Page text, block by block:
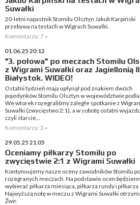
Suwałki
20-letni napastnik Stomilu Olsztyn Jakub Karpiński
przebywa na testach w Wigrach Suwałki.
Komentarzy: 7 »
01.06.25 20:12
"3. połowa" po meczach Stomilu
z Wigrami Suwałki oraz Jagiellonią II
Białystok. WIDEO!
Ostatni tydzień maja upłynął pod znakiem dwóch
pojedynków Stomilu Olsztyn w województwie
We wtorek rozegraliśmy zaległe spotkanie z
Suwałki (zwycięstwo 2:1), a w sobotę ostatni
czyli starcie...
Komentarzy: 3 »
29.05.25 21:05
Oceniamy piłkarzy Stomilu po
zwycięstwie 2:1 z Wigrami Suwałki
Kontynuujemy nasze oceny zawodników Stomilu po
rozegranych meczach. Na podstawie ocen
wybierać piłkarza miesiąca, piłkarza rundy i
Najwyższą notę w meczu z Wigrami Suwałki
Żwir.